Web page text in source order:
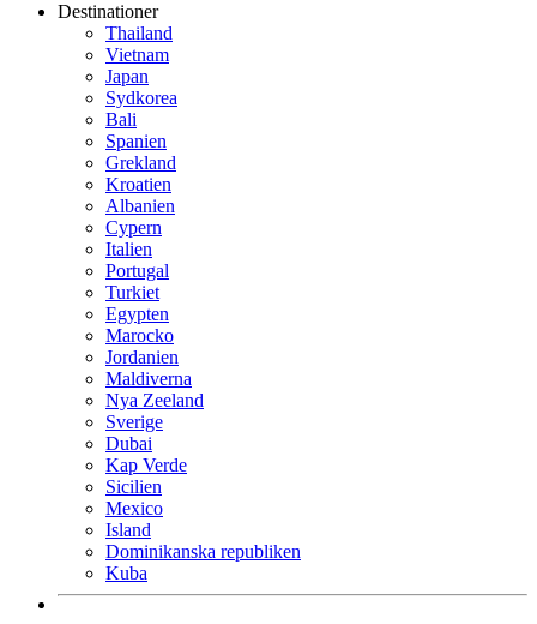
Destinationer
Thailand
Vietnam
Japan
Sydkorea
Bali
Spanien
Grekland
Kroatien
Albanien
Cypern
Italien
Portugal
Turkiet
Egypten
Marocko
Jordanien
Maldiverna
Nya Zeeland
Sverige
Dubai
Kap Verde
Sicilien
Mexico
Island
Dominikanska republiken
Kuba